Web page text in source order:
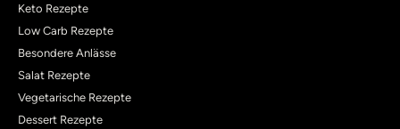
Keto Rezepte
Low Carb Rezepte
Besondere Anlässe
Salat Rezepte
Vegetarische Rezepte
Dessert Rezepte